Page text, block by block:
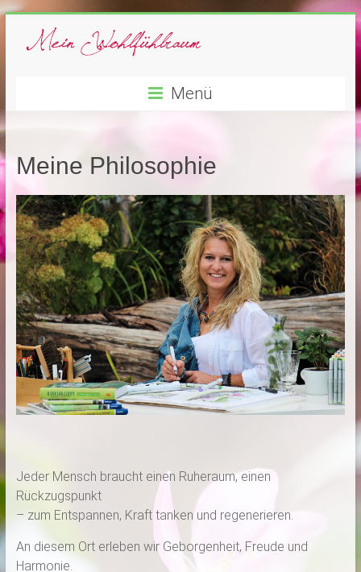
Menü
Meine Philosophie
Jeder Mensch braucht einen Ruheraum, einen
Rückzugspunkt
– zum Entspannen, Kraft tanken und regenerieren.
An diesem Ort erleben wir Geborgenheit, Freude und
Harmonie.